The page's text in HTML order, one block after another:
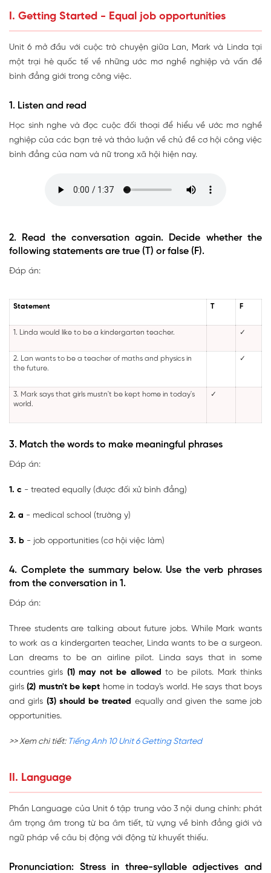
I. Getting Started - Equal job opportunities
Unit 6 mở đầu với cuộc trò chuyện giữa Lan, Mark và Linda tại
một trại hè quốc tế về những ước mơ nghề nghiệp và vấn đề
bình đẳng giới trong công việc.
1. Listen and read
Học sinh nghe và đọc cuộc đối thoại để hiểu về ước mơ nghề
nghiệp của các bạn trẻ và thảo luận về chủ đề cơ hội công việc
bình đẳng của nam và nữ trong xã hội hiện nay.
2. Read the conversation again. Decide whether the
following statements are true (T) or false (F).
Đáp án:
Statement T F
1. Linda would like to be a kindergarten teacher. ✓
2. Lan wants to be a teacher of maths and physics in
the future.
✓
3. Mark says that girls mustn't be kept home in today's
world.
✓
3. Match the words to make meaningful phrases
Đáp án:
1. c - treated equally (được đối xử bình đẳng)
2. a - medical school (trường y)
3. b - job opportunities (cơ hội việc làm)
4. Complete the summary below. Use the verb phrases
from the conversation in 1.
Đáp án:
Three students are talking about future jobs. While Mark wants
to work as a kindergarten teacher, Linda wants to be a surgeon.
Lan dreams to be an airline pilot. Linda says that in some
countries girls (1) may not be allowed to be pilots. Mark thinks
girls(2) mustn't be kept home in today's world. He says that boys
and girls (3) should be treated equally and given the same job
opportunities.
>> Xem chi tiết: Tiếng Anh 10 Unit 6 Getting Started
II. Language
Phần Language của Unit 6 tập trung vào 3 nội dung chính: phát
âm trọng âm trong từ ba âm tiết, từ vựng về bình đẳng giới và
ngữ pháp về câu bị động với động từ khuyết thiếu.
Pronunciation: Stress in three-syllable adjectives and